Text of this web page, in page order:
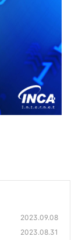
2023.09.08
2023.08.31